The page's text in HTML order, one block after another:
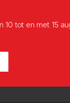
10 tot en met 15